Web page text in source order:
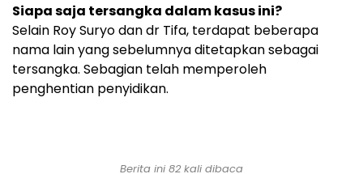
Siapa saja tersangka dalam kasus ini?
Selain Roy Suryo dan dr Tifa, terdapat beberapa
nama lain yang sebelumnya ditetapkan sebagai
tersangka. Sebagian telah memperoleh
penghentian penyidikan.
Berita ini 82 kali dibaca